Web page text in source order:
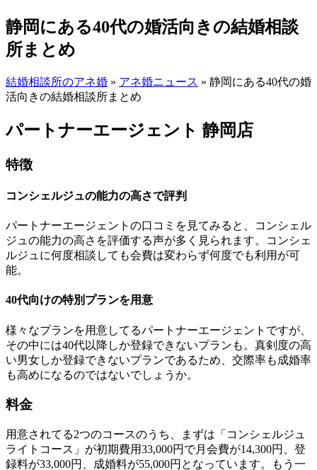
静岡にある40代の婚活向きの結婚相談
所まとめ
結婚相談所のアネ婚 » アネ婚ニュース » 静岡にある40代の婚
活向きの結婚相談所まとめ
パートナーエージェント 静岡店
特徴
コンシェルジュの能力の高さで評判
パートナーエージェントの口コミを見てみると、コンシェル
ジュの能力の高さを評価する声が多く見られます。コンシェ
ルジュに何度相談しても会費は変わらず何度でも利用が可
能。
40代向けの特別プランを用意
様々なプランを用意してるパートナーエージェントですが、
その中には40代以降しか登録できないプランも。真剣度の高
い男女しか登録できないプランであるため、交際率も成婚率
も高めになるのではないでしょうか。
料金
用意されてる2つのコースのうち、まずは「コンシェルジュ
ライトコース」が初期費用33,000円で月会費が14,300円、登
録料が33,000円、成婚料が55,000円となっています。もう一